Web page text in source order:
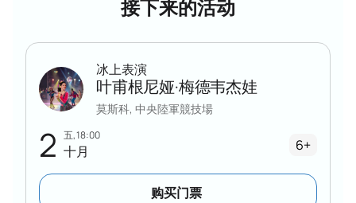
接下来的活动
2 五, 18:00
十月
冰上表演
叶甫根尼娅·梅德韦杰娃
莫斯科, 中央陸軍競技場
6+
购买门票